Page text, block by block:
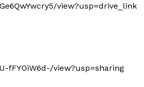
view?usp=drive_link
fFYOiW6d-/view?usp=sharing